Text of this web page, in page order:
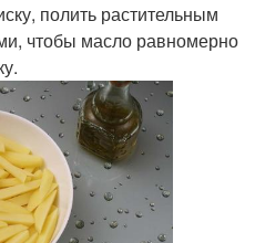
полить растительным
чтобы масло равномерно